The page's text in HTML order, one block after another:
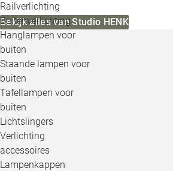
Railverlichting
Buitenverlichting
Hanglampen voor
buiten
Staande lampen voor
buiten
Tafellampen voor
buiten
Lichtslingers
Verlichting
accessoires
Lampenkappen
Bekijk alles van Studio HENK